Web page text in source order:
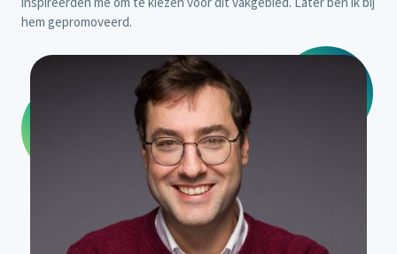
hem gepromoveerd.